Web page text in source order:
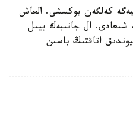
كەلگەن بوكسشى. العاش
شىعادى. ال جانىبەك بيىل
اتاقتىڭ باسىن